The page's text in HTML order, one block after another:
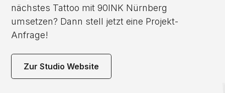
nächstes Tattoo mit 90INK Nürnberg
umsetzen? Dann stell jetzt eine Projekt-
Anfrage!
Zur Studio Website